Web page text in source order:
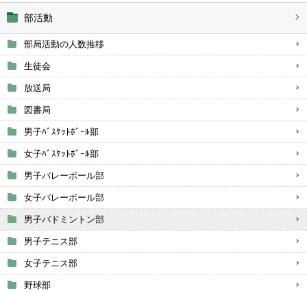
部活動
部局活動の人数推移
生徒会
放送局
図書局
男子ﾊﾞｽｹｯﾄﾎﾞｰﾙ部
女子ﾊﾞｽｹｯﾄﾎﾞｰﾙ部
男子バレーボール部
女子バレーボール部
男子バドミントン部
男子テニス部
女子テニス部
野球部